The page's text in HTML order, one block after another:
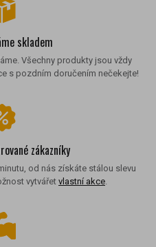
skladem
Všechny produkty jsou vždy
s pozdním doručením nečekejte!
zákazníky
od nás získáte stálou slevu
vytvářet vlastní akce.